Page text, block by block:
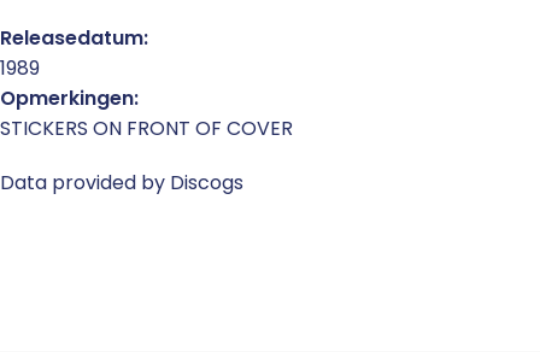
Releasedatum:
1989
Opmerkingen:
STICKERS ON FRONT OF COVER
Data provided by Discogs